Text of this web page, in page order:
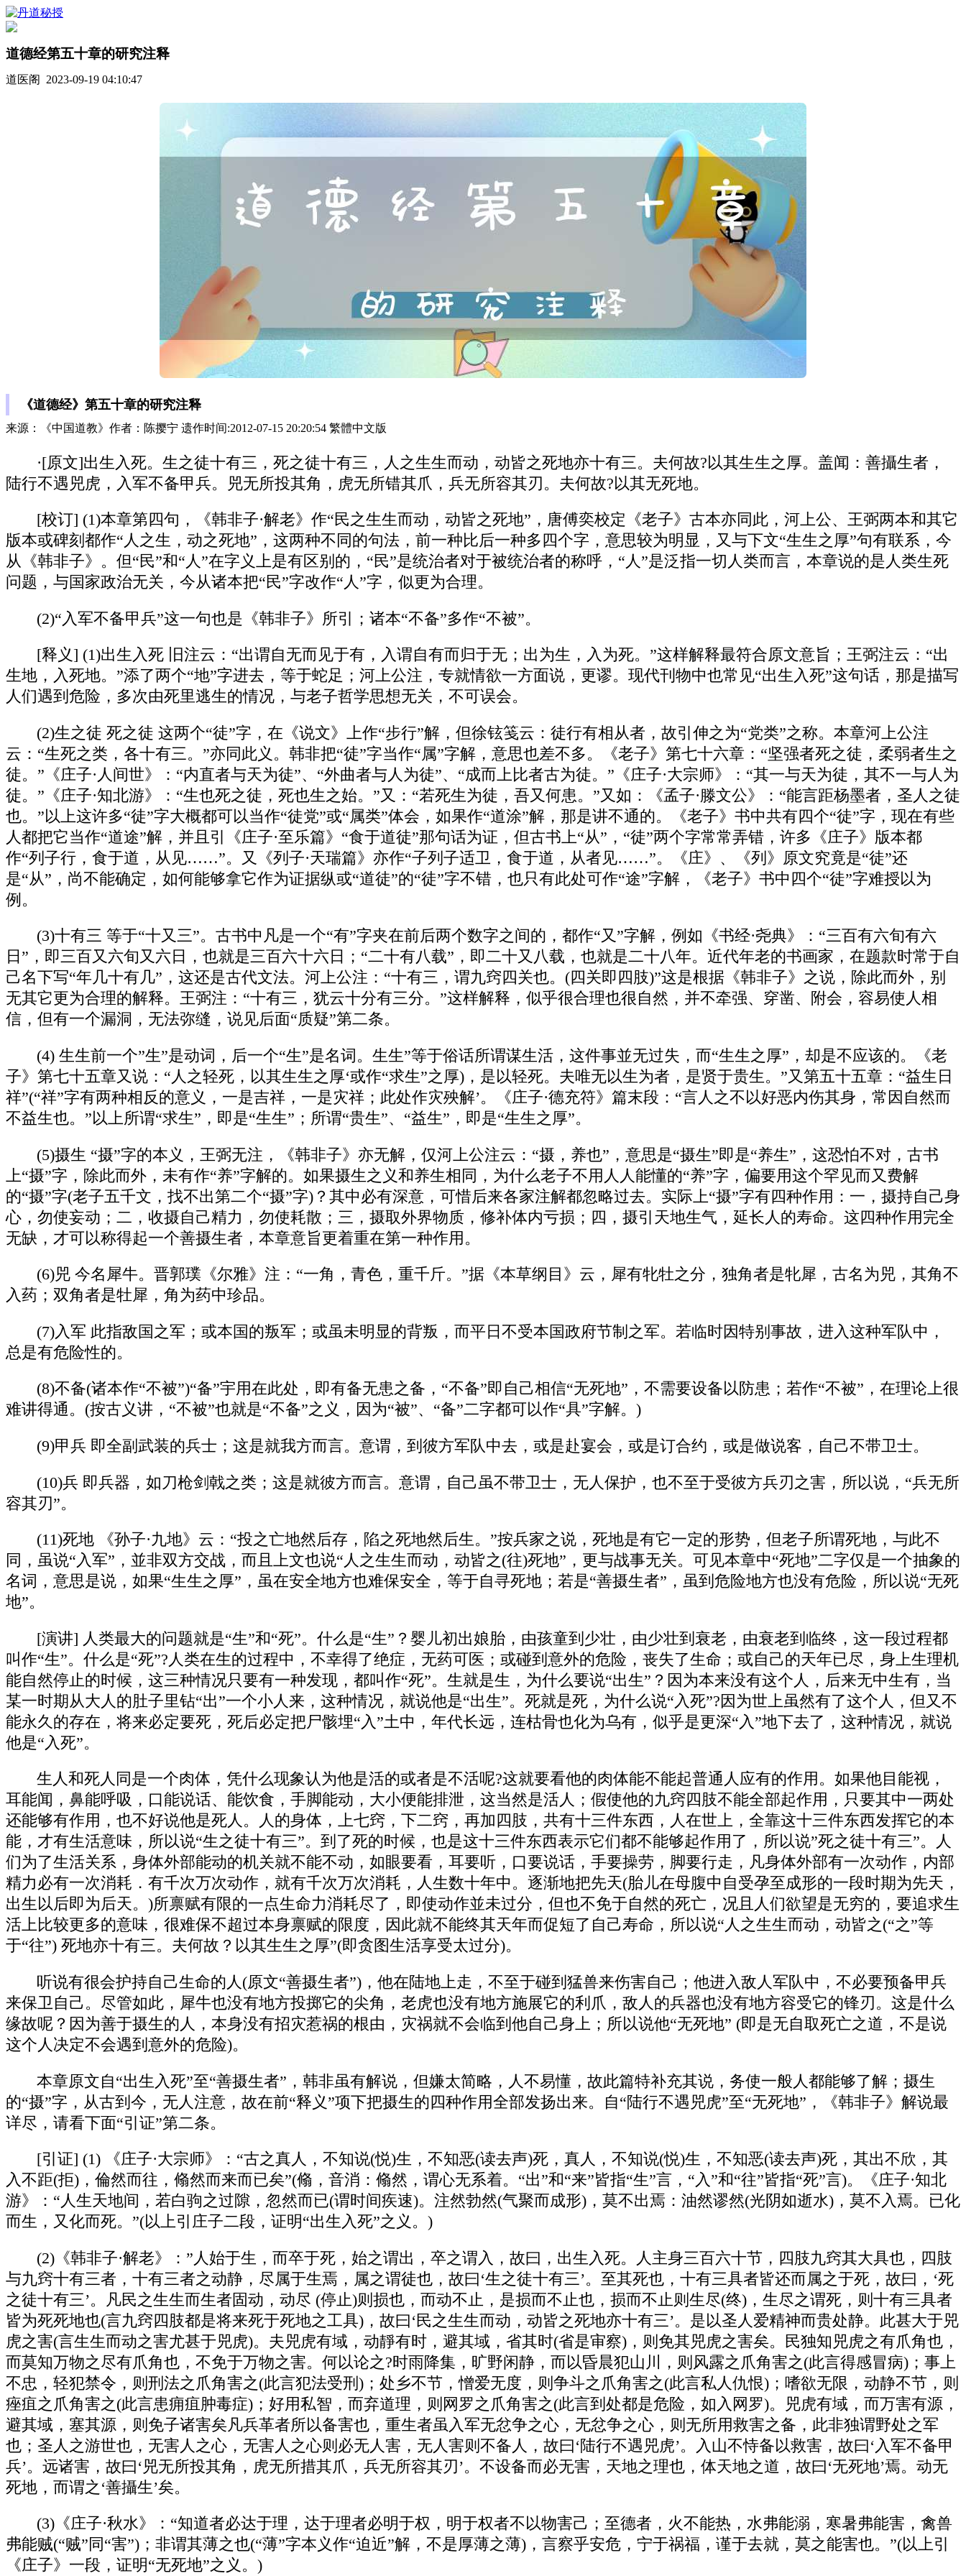
道德经第五十章的研究注释
道医阁 2023-09-19 04:10:47
《道德经》第五十章的研究注释
来源：《中国道教》作者：陈撄宁 遗作时间:2012-07-15 20:20:54 繁體中文版
·[原文]出生入死。生之徒十有三，死之徒十有三，人之生生而动，动皆之死地亦十有三。夫何故?以其生生之厚。盖闻：善攝生者，
陆行不遇兕虎，入军不备甲兵。兕无所投其角，虎无所错其爪，兵无所容其刃。夫何故?以其无死地。
[校订] (1)本章第四句，《韩非子·解老》作“民之生生而动，动皆之死地”，唐傅奕校定《老子》古本亦同此，河上公、王弼两本和其它
版本或碑刻都作“人之生，动之死地”，这两种不同的句法，前一种比后一种多四个字，意思较为明显，又与下文“生生之厚”句有联系，今
从《韩非子》。但“民”和“人”在字义上是有区别的，“民”是统治者对于被统治者的称呼，“人”是泛指一切人类而言，本章说的是人类生死
问题，与国家政治无关，今从诸本把“民”字改作“人”字，似更为合理。
(2)“入军不备甲兵”这一句也是《韩非子》所引；诸本“不备”多作“不被”。
[释义] (1)出生入死 旧注云：“出谓自无而见于有，入谓自有而归于无；出为生，入为死。”这样解释最符合原文意旨；王弼注云：“出
生地，入死地。”添了两个“地”字进去，等于蛇足；河上公注，专就情欲一方面说，更谬。现代刊物中也常见“出生入死”这句话，那是描写
人们遇到危险，多次由死里逃生的情况，与老子哲学思想无关，不可误会。
(2)生之徒 死之徒 这两个“徒”字，在《说文》上作“步行”解，但徐铉笺云：徒行有相从者，故引伸之为“党类”之称。本章河上公注
云：“生死之类，各十有三。”亦同此义。韩非把“徒”字当作“属”字解，意思也差不多。《老子》第七十六章：“坚强者死之徒，柔弱者生之
徒。”《庄子·人间世》：“内直者与天为徒”、“外曲者与人为徒”、“成而上比者古为徒。”《庄子·大宗师》：“其一与天为徒，其不一与人为
徒。”《庄子·知北游》：“生也死之徒，死也生之始。”又：“若死生为徒，吾又何患。”又如：《孟子·滕文公》：“能言距杨墨者，圣人之徒
也。”以上这许多“徒”字大概都可以当作“徒党”或“属类”体会，如果作“道涂”解，那是讲不通的。《老子》书中共有四个“徒”字，现在有些
人都把它当作“道途”解，并且引《庄子·至乐篇》“食于道徒”那句话为证，但古书上“从”，“徒”两个字常常弄错，许多《庄子》版本都
作“列子行，食于道，从见……”。又《列子·天瑞篇》亦作“子列子适卫，食于道，从者见……”。《庄》、《列》原文究竟是“徒”还
是“从”，尚不能确定，如何能够拿它作为证据纵或“道徒”的“徒”字不错，也只有此处可作“途”字解，《老子》书中四个“徒”字难授以为
例。
(3)十有三 等于“十又三”。古书中凡是一个“有”字夹在前后两个数字之间的，都作“又”字解，例如《书经·尧典》：“三百有六旬有六
日”，即三百又六旬又六日，也就是三百六十六日；“二十有八载”，即二十又八载，也就是二十八年。近代年老的书画家，在题款时常于自
己名下写“年几十有几”，这还是古代文法。河上公注：“十有三，谓九窍四关也。(四关即四肢)”这是根据《韩非子》之说，除此而外，别
无其它更为合理的解释。王弼注：“十有三，犹云十分有三分。”这样解释，似乎很合理也很自然，并不牵强、穿凿、附会，容易使人相
信，但有一个漏洞，无法弥缝，说见后面“质疑”第二条。
(4) 生生前一个”生”是动词，后一个“生”是名词。生生”等于俗话所谓谋生活，这件事並无过失，而“生生之厚”，却是不应该的。《老
子》第七十五章又说：“人之轻死，以其生生之厚‘或作“求生”之厚)，是以轻死。夫唯无以生为者，是贤于贵生。”又第五十五章：“益生日
祥”(“祥”字有两种相反的意义，一是吉祥，一是灾祥；此处作灾殃解’。《庄子·德充符》篇末段：“言人之不以好恶内伤其身，常因自然而
不益生也。”以上所谓“求生”，即是“生生”；所谓“贵生”、“益生”，即是“生生之厚”。
(5)摄生 “摄”字的本义，王弼无注，《韩非子》亦无解，仅河上公注云：“摄，养也”，意思是“摄生”即是“养生”，这恐怕不对，古书
上“摄”字，除此而外，未有作“养”字解的。如果摄生之义和养生相同，为什么老子不用人人能懂的“养”字，偏要用这个罕见而又费解
的“摄”字(老子五千文，找不出第二个“摄”字)？其中必有深意，可惜后来各家注解都忽略过去。实际上“摄”字有四种作用：一，摄持自己身
心，勿使妄动；二，收摄自己精力，勿使耗散；三，摄取外界物质，修补体内亏损；四，摄引天地生气，延长人的寿命。这四种作用完全
无缺，才可以称得起一个善摄生者，本章意旨更着重在第一种作用。
(6)兕 今名犀牛。晋郭璞《尔雅》注：“一角，青色，重千斤。”据《本草纲目》云，犀有牝牡之分，独角者是牝犀，古名为兕，其角不
入药；双角者是牡犀，角为药中珍品。
(7)入军 此指敌国之军；或本国的叛军；或虽未明显的背叛，而平日不受本国政府节制之军。若临时因特别事故，进入这种军队中，
总是有危险性的。
(8)不备(诸本作“不被”)“备”宇用在此处，即有备无患之备，“不备”即自己相信“无死地”，不需要设备以防患；若作“不被”，在理论上很
难讲得通。(按古义讲，“不被”也就是“不备”之义，因为“被”、“备”二字都可以作“具”字解。)
(9)甲兵 即全副武装的兵士；这是就我方而言。意谓，到彼方军队中去，或是赴宴会，或是订合约，或是做说客，自己不带卫士。
(10)兵 即兵器，如刀枪剑戟之类；这是就彼方而言。意谓，自己虽不带卫士，无人保护，也不至于受彼方兵刃之害，所以说，“兵无所
容其刃”。
(11)死地 《孙子·九地》云：“投之亡地然后存，陷之死地然后生。”按兵家之说，死地是有它一定的形势，但老子所谓死地，与此不
同，虽说“入军”，並非双方交战，而且上文也说“人之生生而动，动皆之(往)死地”，更与战事无关。可见本章中“死地”二字仅是一个抽象的
名词，意思是说，如果“生生之厚”，虽在安全地方也难保安全，等于自寻死地；若是“善摄生者”，虽到危险地方也没有危险，所以说“无死
地”。
[演讲] 人类最大的问题就是“生”和“死”。什么是“生”？婴儿初出娘胎，由孩童到少壮，由少壮到衰老，由衰老到临终，这一段过程都
叫作“生”。什么是“死”?人类在生的过程中，不幸得了绝症，无药可医；或碰到意外的危险，丧失了生命；或自己的天年已尽，身上生理机
能自然停止的时候，这三种情况只要有一种发现，都叫作“死”。生就是生，为什么要说“出生”？因为本来没有这个人，后来无中生有，当
某一时期从大人的肚子里钻“出”一个小人来，这种情况，就说他是“出生”。死就是死，为什么说“入死”?因为世上虽然有了这个人，但又不
能永久的存在，将来必定要死，死后必定把尸骸埋“入”土中，年代长远，连枯骨也化为乌有，似乎是更深“入”地下去了，这种情况，就说
他是“入死”。
生人和死人同是一个肉体，凭什么现象认为他是活的或者是不活呢?这就要看他的肉体能不能起普通人应有的作用。如果他目能视，
耳能闻，鼻能呼吸，口能说话、能饮食，手脚能动，大小便能排泄，这当然是活人；假使他的九窍四肢不能全部起作用，只要其中一两处
还能够有作用，也不好说他是死人。人的身体，上七窍，下二窍，再加四肢，共有十三件东西，人在世上，全靠这十三件东西发挥它的本
能，才有生活意味，所以说“生之徒十有三”。到了死的时候，也是这十三件东西表示它们都不能够起作用了，所以说”死之徒十有三”。人
们为了生活关系，身体外部能动的机关就不能不动，如眼要看，耳要听，口要说话，手要操劳，脚要行走，凡身体外部有一次动作，内部
精力必有一次消耗．有千次万次动作，就有千次万次消耗，人生数十年中。逐渐地把先天(胎儿在母腹中自受孕至成形的一段时期为先天，
出生以后即为后天。)所禀赋有限的一点生命力消耗尽了，即使动作並未过分，但也不免于自然的死亡，况且人们欲望是无穷的，要追求生
活上比较更多的意味，很难保不超过本身禀赋的限度，因此就不能终其天年而促短了自己寿命，所以说“人之生生而动，动皆之(“之”等
于“往”) 死地亦十有三。夫何故？以其生生之厚”(即贪图生活享受太过分)。
听说有很会护持自己生命的人(原文“善摄生者”)，他在陆地上走，不至于碰到猛兽来伤害自己；他进入敌人军队中，不必要预备甲兵
来保卫自己。尽管如此，犀牛也没有地方投掷它的尖角，老虎也没有地方施展它的利爪，敌人的兵器也没有地方容受它的锋刃。这是什么
缘故呢？因为善于摄生的人，本身没有招灾惹祸的根由，灾祸就不会临到他自己身上；所以说他“无死地” (即是无自取死亡之道，不是说
这个人决定不会遇到意外的危险)。
本章原文自“出生入死”至“善摄生者”，韩非虽有解说，但嫌太简略，人不易懂，故此篇特补充其说，务使一般人都能够了解；摄生
的“摄”字，从古到今，无人注意，故在前“释义”项下把摄生的四种作用全部发扬出来。自“陆行不遇兕虎”至“无死地”，《韩非子》解说最
详尽，请看下面“引证”第二条。
[引证] (1) 《庄子·大宗师》：“古之真人，不知说(悦)生，不知恶(读去声)死，真人，不知说(悦)生，不知恶(读去声)死，其出不欣，其
入不距(拒)，倫然而往，翛然而来而已矣”(翛，音消：翛然，谓心无系着。“出”和“来”皆指“生”言，“入”和“往”皆指“死”言)。《庄子·知北
游》：“人生天地间，若白驹之过隙，忽然而已(谓时间疾速)。注然勃然(气聚而成形)，莫不出焉：油然谬然(光阴如逝水)，莫不入焉。已化
而生，又化而死。”(以上引庄子二段，证明“出生入死”之义。)
(2)《韩非子·解老》：”人始于生，而卒于死，始之谓出，卒之谓入，故曰，出生入死。人主身三百六十节，四肢九窍其大具也，四肢
与九窍十有三者，十有三者之动静，尽属于生焉，属之谓徒也，故曰‘生之徒十有三’。至其死也，十有三具者皆还而属之于死，故曰，‘死
之徒十有三’。凡民之生生而生者固动，动尽 (停止)则损也，而动不止，是损而不止也，损而不止则生尽(终)，生尽之谓死，则十有三具者
皆为死死地也(言九窍四肢都是将来死于死地之工具)，故曰‘民之生生而动，动皆之死地亦十有三’。是以圣人爱精神而贵处静。此甚大于兕
虎之害(言生生而动之害尤甚于兕虎)。夫兕虎有域，动靜有时，避其域，省其时(省是审察)，则免其兕虎之害矣。民独知兕虎之有爪角也，
而莫知万物之尽有爪角也，不免于万物之害。何以论之?时雨降集，旷野闲静，而以昏晨犯山川，则风露之爪角害之(此言得感冒病)；事上
不忠，轻犯禁令，则刑法之爪角害之(此言犯法受刑)；处乡不节，憎爱无度，则争斗之爪角害之(此言私人仇恨)；嗜欲无限，动静不节，则
痤疽之爪角害之(此言患痈疽肿毒症)；好用私智，而弃道理，则网罗之爪角害之(此言到处都是危险，如入网罗)。兕虎有域，而万害有源，
避其域，塞其源，则免子诸害矣凡兵革者所以备害也，重生者虽入军无忿争之心，无忿争之心，则无所用救害之备，此非独谓野处之军
也；圣人之游世也，无害人之心，无害人之心则必无人害，无人害则不备人，故曰‘陆行不遇兕虎’。入山不恃备以救害，故曰‘入军不备甲
兵’。远诸害，故曰‘兕无所投其角，虎无所措其爪，兵无所容其刃’。不设备而必无害，天地之理也，体天地之道，故曰‘无死地’焉。动无
死地，而谓之‘善攝生’矣。
(3)《庄子·秋水》：“知道者必达于理，达于理者必明于权，明于权者不以物害己；至德者，火不能热，水弗能溺，寒暑弗能害，禽兽
弗能贼(“贼”同“害”)；非谓其薄之也(“薄”字本义作“迫近”解，不是厚薄之薄)，言察乎安危，宁于祸福，谨于去就，莫之能害也。”(以上引
《庄子》一段，证明“无死地”之义。)